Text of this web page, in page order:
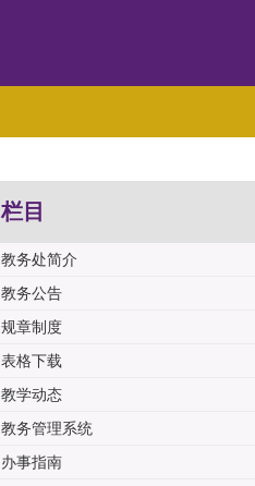
栏目
教务处简介
教务公告
规章制度
表格下载
教学动态
教务管理系统
办事指南